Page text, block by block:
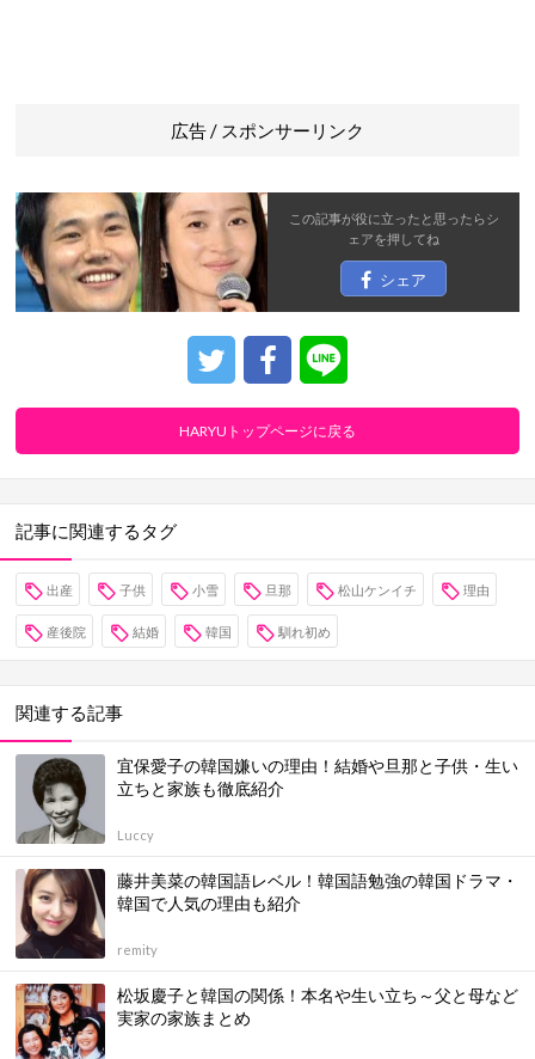
広告 / スポンサーリンク
この記事が役に立ったと思ったらシ
ェアを押してね
シェア
HARYUトップページに戻る
記事に関連するタグ
出産 子供 小雪 旦那 松山ケンイチ 理由
産後院 結婚 韓国 馴れ初め
関連する記事
宜保愛子の韓国嫌いの理由！結婚や旦那と子供・生い
立ちと家族も徹底紹介
Luccy
藤井美菜の韓国語レベル！韓国語勉強の韓国ドラマ・
韓国で人気の理由も紹介
remity
松坂慶子と韓国の関係！本名や生い立ち～父と母など
実家の家族まとめ